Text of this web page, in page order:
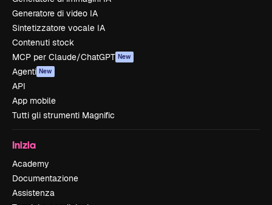
Generatore di video IA
Sintetizzatore vocale IA
Contenuti stock
MCP per Claude/ChatGPT New
Agenti New
API
App mobile
Tutti gli strumenti Magnific
Inizia
Academy
Documentazione
Assistenza